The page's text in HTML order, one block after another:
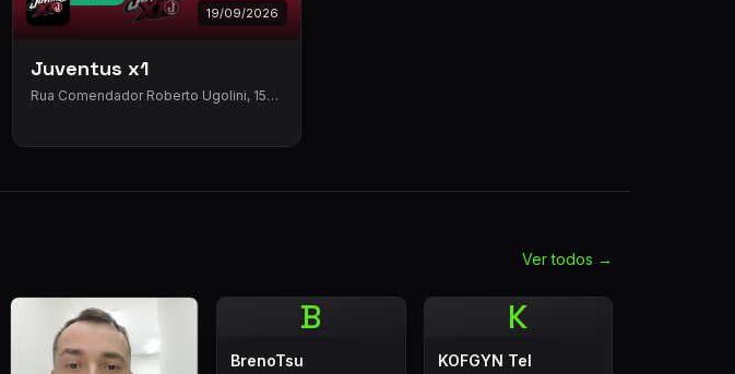
19/09/2026
Juventus x1
Rua Comendador Roberto Ugolini, 152
Ver todos →
B
BrenoTsu
K
KOFGYN Tel